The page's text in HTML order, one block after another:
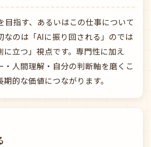
目指す、あるいはこの仕事について
なのは「AIに振り回される」のでは
に立つ」視点です。専門性に加え
・人間理解・自分の判断軸を磨くこ
的な価値につながります。